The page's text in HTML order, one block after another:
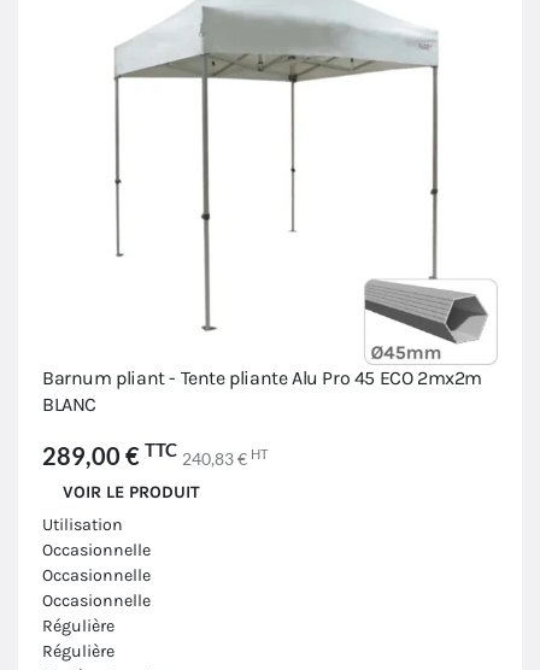
Barnum pliant - Tente pliante Alu Pro 45 ECO 2mx2m
BLANC
289,00 € TTC 240,83 € HT
VOIR LE PRODUIT
Utilisation
Occasionnelle
Occasionnelle
Occasionnelle
Régulière
Régulière